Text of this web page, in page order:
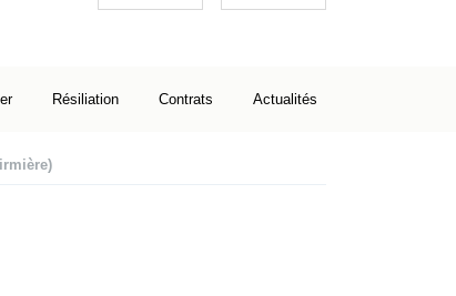
Résiliation Contrats Actualités